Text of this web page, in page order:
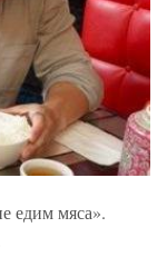
едим мяса».